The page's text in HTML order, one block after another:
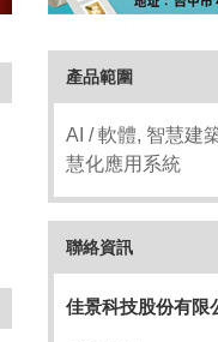
產品範圍
AI / 軟體, 智慧建
慧化應用系統
聯絡資訊
佳景科技股份有限